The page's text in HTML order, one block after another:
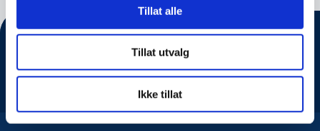
Tillat alle
Tillat utvalg
Ikke tillat